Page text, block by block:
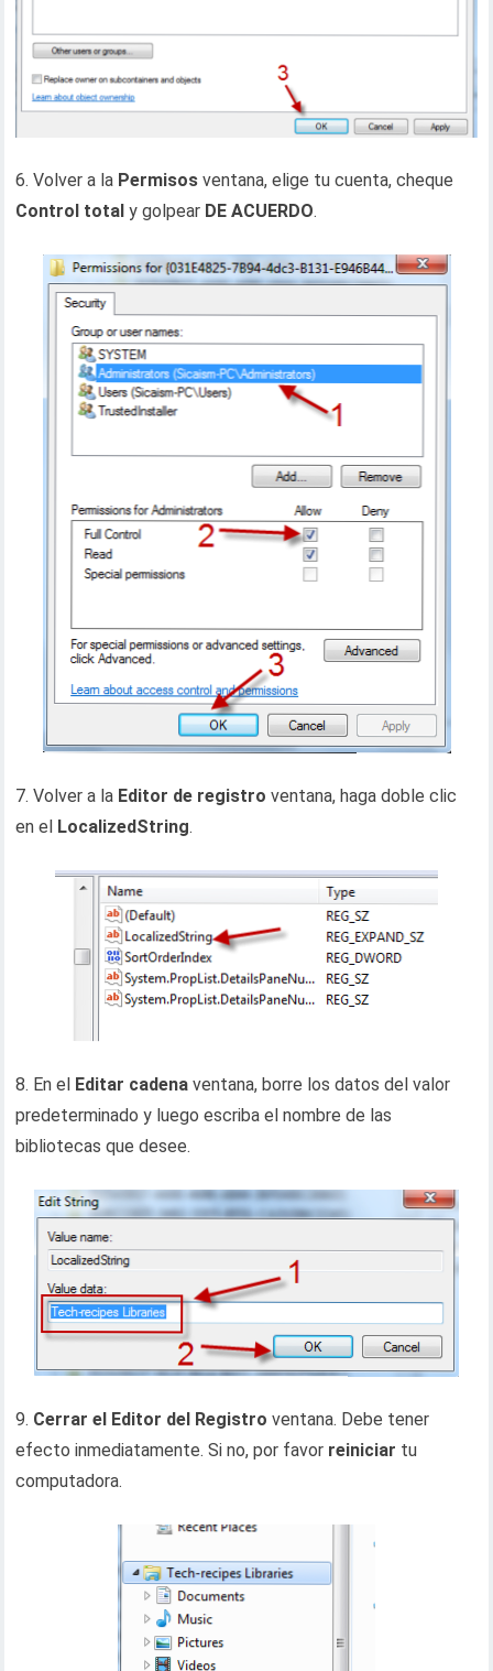
6. Volver a la Permisos ventana, elige tu cuenta, cheque
Control total y golpear DE ACUERDO.
7. Volver a la Editor de registro ventana, haga doble clic
en el
LocalizedString.
8. En el Editar cadena ventana, borre los datos del valor
predeterminado y luego escriba el nombre de las
bibliotecas que desee.
9. Cerrar el Editor del Registro ventana. Debe tener
efecto inmediatamente. Si no, por favor reiniciar tu
computadora.